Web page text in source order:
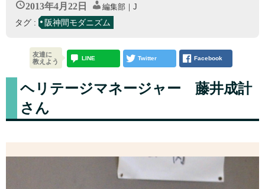
2013年4月22日 編集部｜J
タグ : 阪神間モダニズム
ヘリテージマネージャー 藤井成計
さん
友達に
教えよう
LINE Twitter Facebook